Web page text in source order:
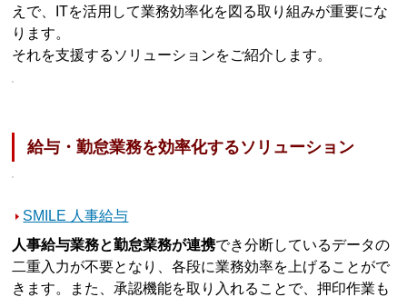
えで、ITを活用して業務効率化を図る取り組みが重要にな
ります。
それを支援するソリューションをご紹介します。
給与・勤怠業務を効率化するソリューション
SMILE 人事給与
人事給与業務と勤怠業務が連携でき分断しているデータの
二重入力が不要となり、各段に業務効率を上げることがで
きます。また、承認機能を取り入れることで、押印作業も